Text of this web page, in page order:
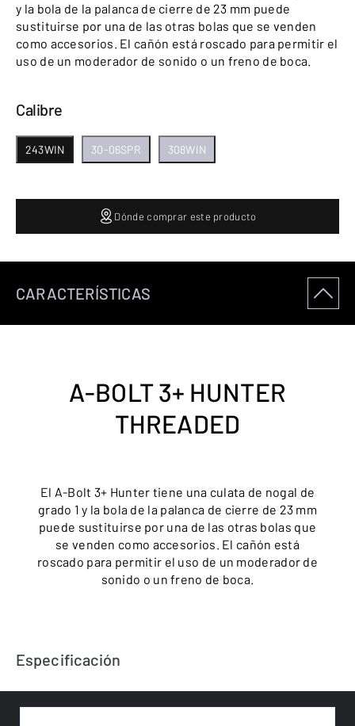
y la bola de la palanca de cierre de 23 mm puede
sustituirse por una de las otras bolas que se venden
como accesorios. El cañón está roscado para permitir el
uso de un moderador de sonido o un freno de boca.
Calibre
243WIN 30-06SPR 308WIN
Dónde comprar este producto
CARACTERÍSTICAS
A-BOLT 3+ HUNTER
THREADED
El A-Bolt 3+ Hunter tiene una culata de nogal de
grado 1 y la bola de la palanca de cierre de 23 mm
puede sustituirse por una de las otras bolas que
se venden como accesorios. El cañón está
roscado para permitir el uso de un moderador de
sonido o un freno de boca.
Especificación